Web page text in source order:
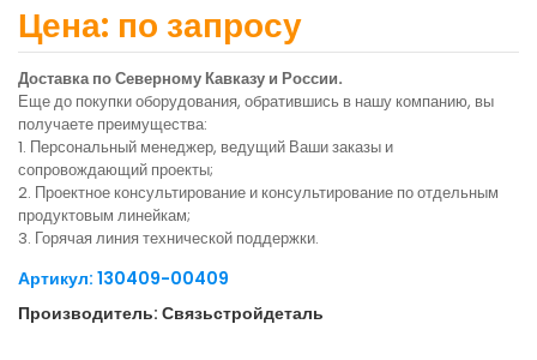
Цена: по запросу
Доставка по Северному Кавказу и России.
Еще до покупки оборудования, обратившись в нашу компанию, вы
получаете преимущества:
1. Персональный менеджер, ведущий Ваши заказы и
сопровождающий проекты;
2. Проектное консультирование и консультирование по отдельным
продуктовым линейкам;
3. Горячая линия технической поддержки.
Артикул: 130409-00409
Производитель: Связьстройдеталь